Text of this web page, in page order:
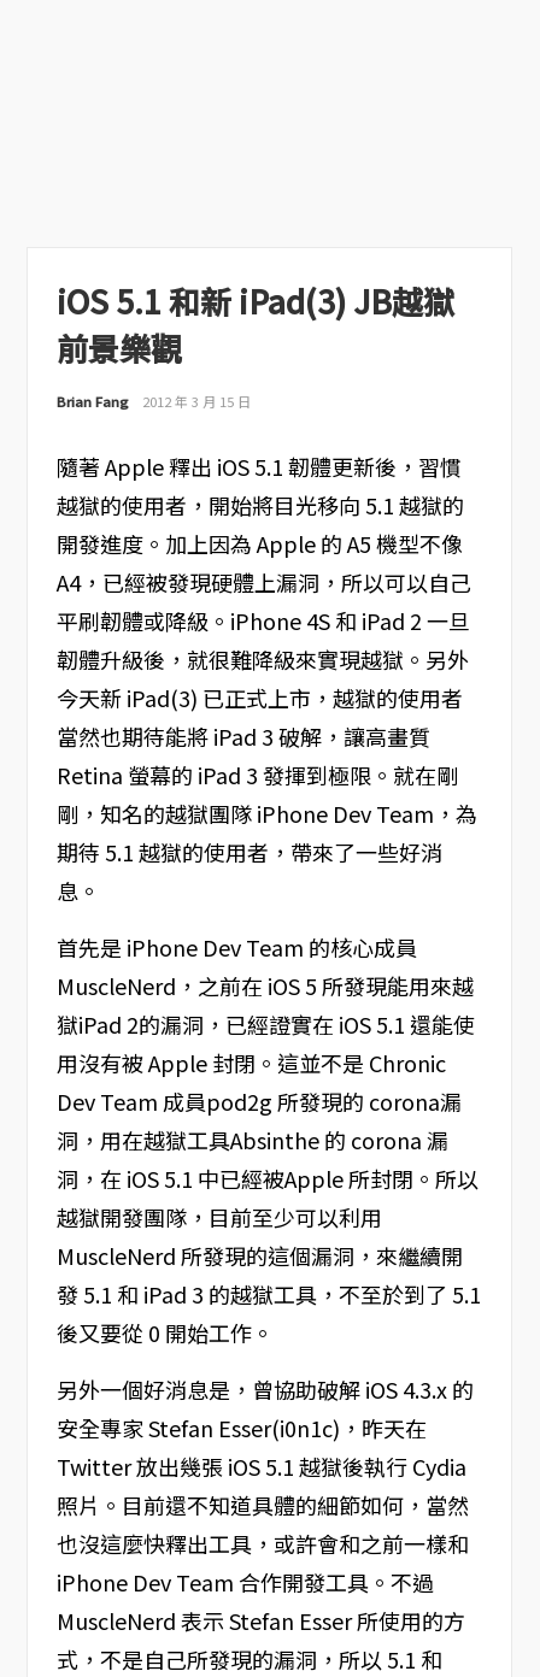
iOS 5.1 和新 iPad(3) JB越獄
前景樂觀
Brian Fang 2012 年 3 月 15 日
隨著 Apple 釋出 iOS 5.1 韌體更新後，習慣
越獄的使用者，開始將目光移向 5.1 越獄的
開發進度。加上因為 Apple 的 A5 機型不像
A4，已經被發現硬體上漏洞，所以可以自己
平刷韌體或降級。iPhone 4S 和 iPad 2 一旦
韌體升級後，就很難降級來實現越獄。另外
今天新 iPad(3) 已正式上市，越獄的使用者
當然也期待能將 iPad 3 破解，讓高畫質
Retina 螢幕的 iPad 3 發揮到極限。就在剛
剛，知名的越獄團隊 iPhone Dev Team，為
期待 5.1 越獄的使用者，帶來了一些好消
息。
首先是 iPhone Dev Team 的核心成員
MuscleNerd，之前在 iOS 5 所發現能用來越
獄iPad 2的漏洞，已經證實在 iOS 5.1 還能使
用沒有被 Apple 封閉。這並不是 Chronic
Dev Team 成員pod2g 所發現的 corona漏
洞，用在越獄工具Absinthe 的 corona 漏
洞，在 iOS 5.1 中已經被Apple 所封閉。所以
越獄開發團隊，目前至少可以利用
MuscleNerd 所發現的這個漏洞，來繼續開
發 5.1 和 iPad 3 的越獄工具，不至於到了 5.1
後又要從 0 開始工作。
另外一個好消息是，曾協助破解 iOS 4.3.x 的
安全專家 Stefan Esser(i0n1c)，昨天在
Twitter 放出幾張 iOS 5.1 越獄後執行 Cydia
照片。目前還不知道具體的細節如何，當然
也沒這麼快釋出工具，或許會和之前一樣和
iPhone Dev Team 合作開發工具。不過
MuscleNerd 表示 Stefan Esser 所使用的方
式，不是自己所發現的漏洞，所以 5.1 和